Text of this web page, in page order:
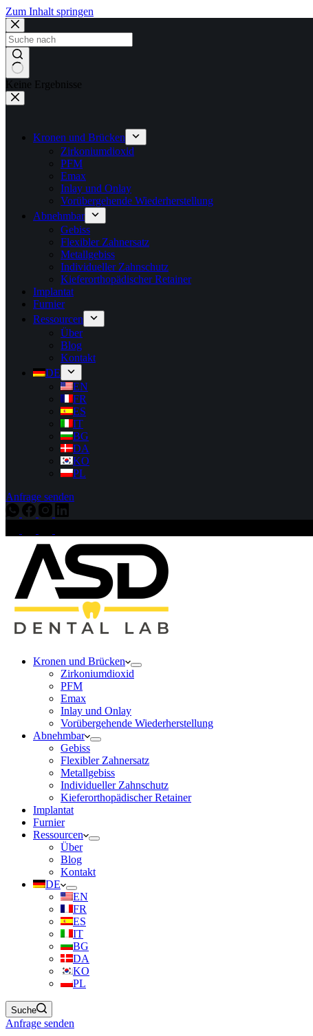
Zum Inhalt springen
Keine Ergebnisse
Kronen und Brücken
Zirkoniumdioxid
PFM
Emax
Inlay und Onlay
Vorübergehende Wiederherstellung
Abnehmbar
Gebiss
Flexibler Zahnersatz
Metallgebiss
Individueller Zahnschutz
Kieferorthopädischer Retainer
Implantat
Furnier
Ressourcen
Über
Blog
Kontakt
DE
EN
FR
ES
IT
BG
DA
KO
PL
Anfrage senden
Kronen und Brücken
Zirkoniumdioxid
PFM
Emax
Inlay und Onlay
Vorübergehende Wiederherstellung
Abnehmbar
Gebiss
Flexibler Zahnersatz
Metallgebiss
Individueller Zahnschutz
Kieferorthopädischer Retainer
Implantat
Furnier
Ressourcen
Über
Blog
Kontakt
DE
EN
FR
ES
IT
BG
DA
KO
PL
Suche
Anfrage senden